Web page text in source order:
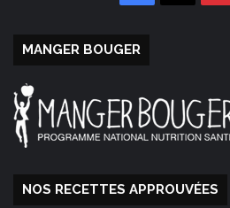
MANGER BOUGER
NOS RECETTES APPROUVÉES